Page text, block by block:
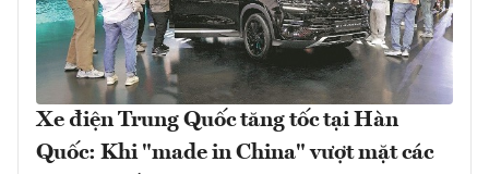
Xe điện Trung Quốc tăng tốc tại Hàn
Quốc: Khi "made in China" vượt mặt các